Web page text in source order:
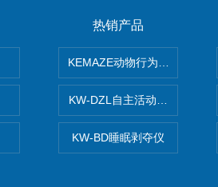
热销产品
KEMAZE动物行为学分析系统
KW-DZL自主活动转轮系统
KW-BD睡眠剥夺仪